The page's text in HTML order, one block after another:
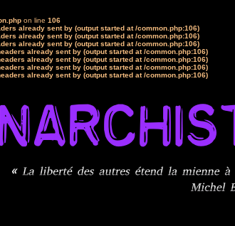
on line 106
already sent by (output started at /common.php:106)
already sent by (output started at /common.php:106)
already sent by (output started at /common.php:106)
already sent by (output started at /common.php:106)
already sent by (output started at /common.php:106)
already sent by (output started at /common.php:106)
already sent by (output started at /common.php:106)